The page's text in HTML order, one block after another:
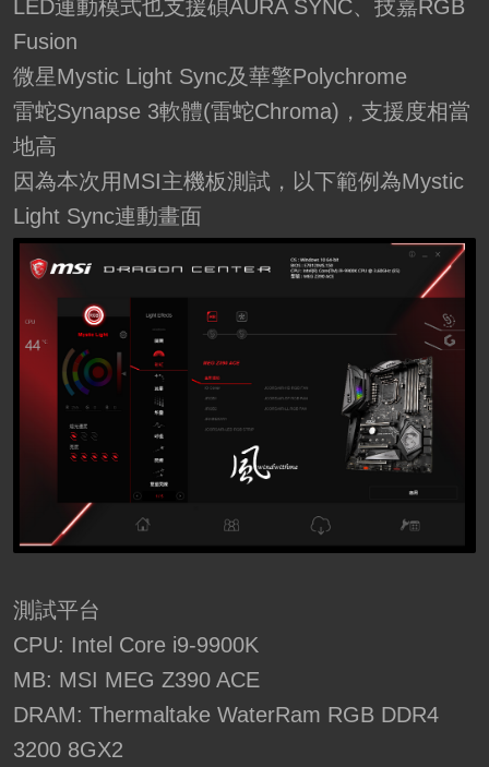
LED連動模式也支援碩AURA SYNC、技嘉RGB
Fusion
微星Mystic Light Sync及華擎Polychrome
雷蛇Synapse 3軟體(雷蛇Chroma)，支援度相當
地高
因為本次用MSI主機板測試，以下範例為Mystic
Light Sync連動畫面
測試平台
CPU: Intel Core i9-9900K
MB: MSI MEG Z390 ACE
DRAM: Thermaltake WaterRam RGB DDR4
3200 8GX2